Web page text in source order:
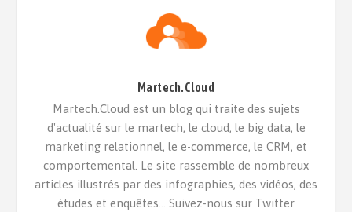
Martech.Cloud
Martech.Cloud est un blog qui traite des sujets
d'actualité sur le martech, le cloud, le big data, le
marketing relationnel, le e-commerce, le CRM, et
comportemental. Le site rassemble de nombreux
articles illustrés par des infographies, des vidéos, des
études et enquêtes... Suivez-nous sur Twitter